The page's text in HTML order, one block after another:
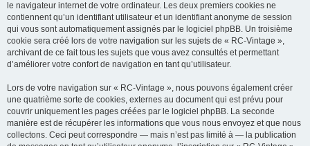
le navigateur internet de votre ordinateur. Les deux premiers cookies ne
contiennent qu’un identifiant utilisateur et un identifiant anonyme de session
qui vous sont automatiquement assignés par le logiciel phpBB. Un troisième
cookie sera créé lors de votre navigation sur les sujets de « RC-Vintage »,
archivant de ce fait tous les sujets que vous avez consultés et permettant
d’améliorer votre confort de navigation en tant qu’utilisateur.
Lors de votre navigation sur « RC-Vintage », nous pouvons également créer
une quatrième sorte de cookies, externes au document qui est prévu pour
couvrir uniquement les pages créées par le logiciel phpBB. La seconde
manière est de récupérer les informations que vous nous envoyez et que nous
collectons. Ceci peut correspondre — mais n’est pas limité à — la publication